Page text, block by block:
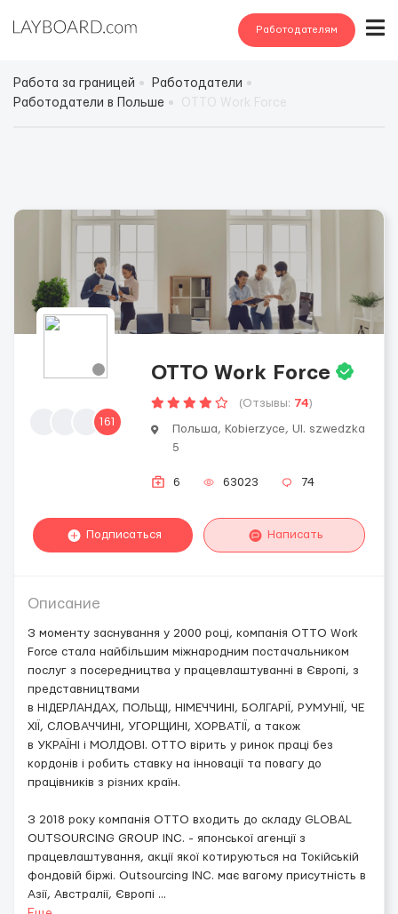
Работодателям
Работа за границей
Работодатели
Работодатели в Польше
161
OTTO Work Force
(Отзывы: 74)
Польша, Kobierzyce, Ul. szwedzka
5
6 63023 74
Подписаться Написать
Описание
З моменту заснування у 2000 році, компанія OTTO Work
Force стала найбільшим міжнародним постачальником
послуг з посередництва у працевлаштуванні в Європі, з
представництвами
в НІДЕРЛАНДАХ, ПОЛЬЩІ, НІМЕЧЧИНІ, БОЛГАРІЇ, РУМУНІЇ, ЧЕ
ХІЇ, СЛОВАЧЧИНІ, УГОРЩИНІ, ХОРВАТІЇ, а також
в УКРАЇНІ і МОЛДОВІ. OTTO вірить у ринок праці без
кордонів і робить ставку на інновації та повагу до
працівників з різних країн.
З 2018 року компанія OTTO входить до складу GLOBAL
OUTSOURCING GROUP INC. - японської агенції з
працевлаштування, акції якої котируються на Токійській
фондовій біржі. Outsourcing INC. має вагому присутність в
Азії, Австралії, Європі ...